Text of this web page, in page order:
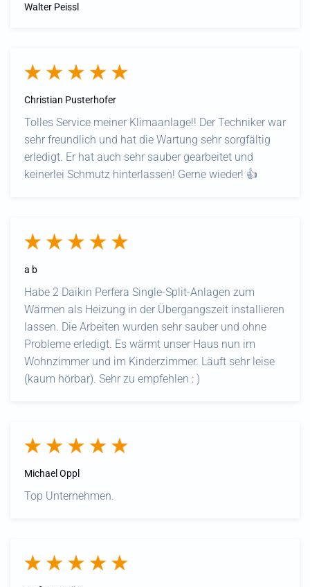
Walter Peissl
Christian Pusterhofer
Tolles Service meiner Klimaanlage!! Der Techniker war
sehr freundlich und hat die Wartung sehr sorgfältig
erledigt. Er hat auch sehr sauber gearbeitet und
keinerlei Schmutz hinterlassen! Gerne wieder! 👍
a b
Habe 2 Daikin Perfera Single-Split-Anlagen zum
Wärmen als Heizung in der Übergangszeit installieren
lassen. Die Arbeiten wurden sehr sauber und ohne
Probleme erledigt. Es wärmt unser Haus nun im
Wohnzimmer und im Kinderzimmer. Läuft sehr leise
(kaum hörbar). Sehr zu empfehlen : )
Michael Oppl
Top Unternehmen.